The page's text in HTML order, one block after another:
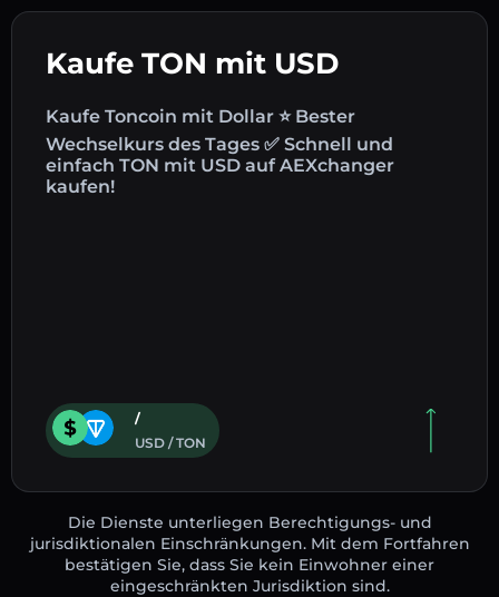
Kaufe TON mit USD
Kaufe Toncoin mit Dollar ⭐ Bester
Wechselkurs des Tages ✅ Schnell und
einfach TON mit USD auf AEXchanger
kaufen!
/
USD / TON
Die Dienste unterliegen Berechtigungs- und
jurisdiktionalen Einschränkungen. Mit dem Fortfahren
bestätigen Sie, dass Sie kein Einwohner einer
eingeschränkten Jurisdiktion sind.